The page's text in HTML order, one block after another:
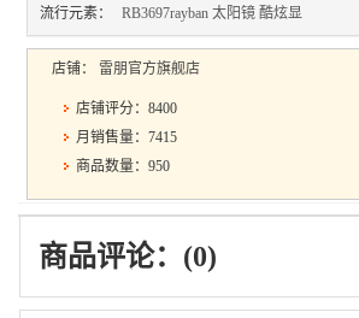
流行元素： RB3697rayban 太阳镜 酷炫显
店铺： 雷朋官方旗舰店
店铺评分：8400
月销售量：7415
商品数量：950
商品评论：(0)